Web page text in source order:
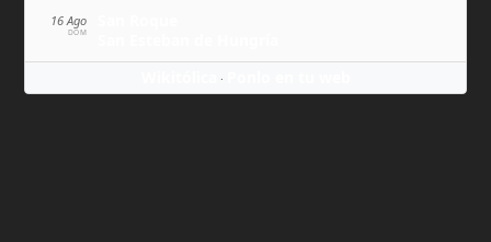
16 Ago
DOM
·